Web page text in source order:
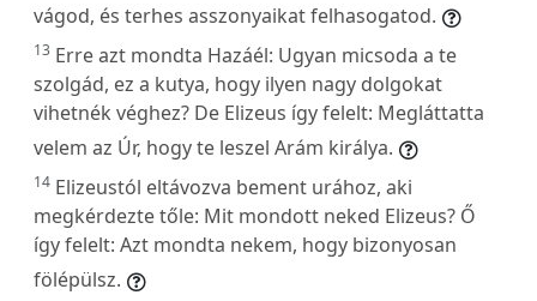
vágod, és terhes asszonyaikat felhasogatod.
13 Erre azt mondta Hazáél: Ugyan micsoda a te
szolgád, ez a kutya, hogy ilyen nagy dolgokat
vihetnék véghez? De Elizeus így felelt: Megláttatta
velem az Úr, hogy te leszel Arám királya.
14 Elizeustól eltávozva bement urához, aki
megkérdezte tőle: Mit mondott neked Elizeus? Ő
így felelt: Azt mondta nekem, hogy bizonyosan
fölépülsz.